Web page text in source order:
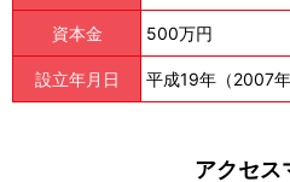
資本金 500万円
設立年月日 平成19年（2007
アクセス